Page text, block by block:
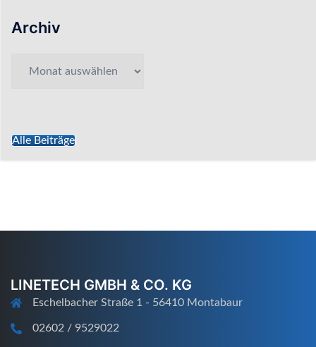
Archiv
Alle Beiträge
LINETECH GMBH & CO. KG
Eschelbacher Straße 1 - 56410 Montabaur
02602 / 9529022